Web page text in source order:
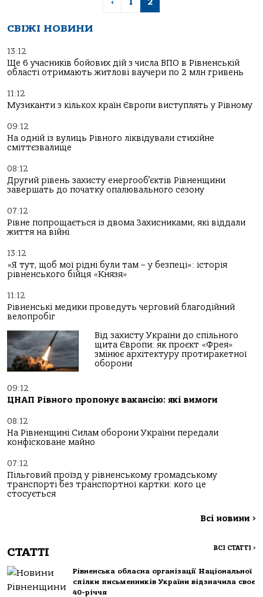
СВІЖІ НОВИНИ
13:12
Ще 6 учасників бойових дій з числа ВПО в Рівненській
області отримають житлові ваучери по 2 млн гривень
11:12
Музиканти з кількох країн Європи виступлять у Рівному
09:12
На одній із вулиць Рівного ліквідували стихійне
сміттєзвалище
08:12
Другий рівень захисту енергооб’єктів Рівненщини
завершать до початку опалювального сезону
07:12
Рівне попрощається із двома Захисниками, які віддали
життя на війні
13:12
«Я тут, щоб мої рідні були там – у безпеці»: історія
рівненського бійця «Князя»
11:12
Рівненські медики проведуть черговий благодійний
велопробіг
Від захисту України до спільного
щита Європи: як проєкт «Фрея»
змінює архітектуру протиракетної
оборони
09:12
ЦНАП Рівного пропонує вакансію: які вимоги
08:12
На Рівненщині Силам оборони України передали
конфісковане майно
07:12
Пільговий проїзд у рівненському громадському
транспорті без транспортної картки: кого це
стосується
Всі новини >
СТАТТІ ВСІ СТАТТІ >
Рівненська обласна організації Національної
спілки письменників України відзначила своє
40-річчя